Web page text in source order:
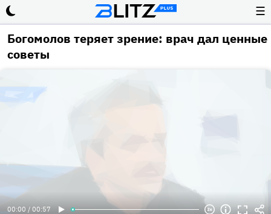
☰
Богомолов теряет зрение: врач дал ценные
советы
00:00 / 00:57